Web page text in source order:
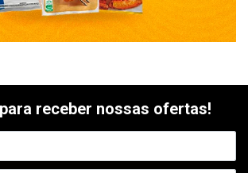
receber nossas ofertas!